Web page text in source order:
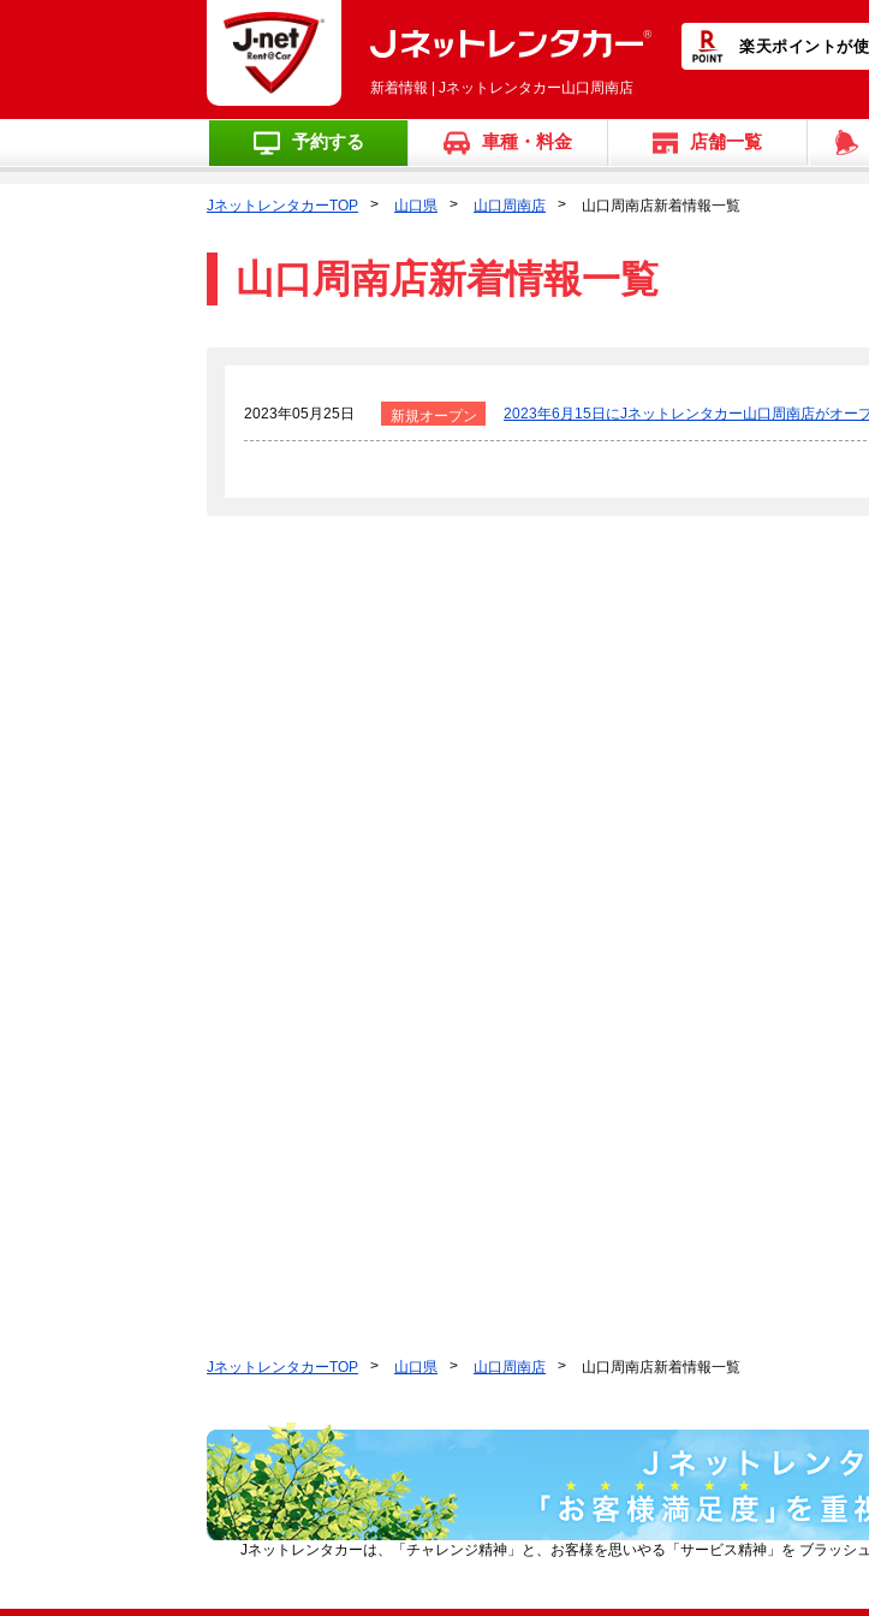
新着情報 | Jネットレンタカー山口周南店
楽天ポイントが
予約する 車種・料金 店舗一覧
JネットレンタカーTOP 山口県 山口周南店 山口周南店新着情報一覧
山口周南店新着情報一覧
2023年05月25日 新規オープン 2023年6月15日にJネットレンタカー山口周南店がオー
JネットレンタカーTOP 山口県 山口周南店 山口周南店新着情報一覧
Jネットレンタカーは、「チャレンジ精神」と、お客様を思いやる「サービス精神」を ブラッ